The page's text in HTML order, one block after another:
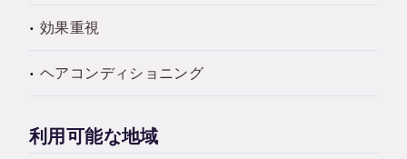
効果重視
ヘアコンディショニング
利用可能な地域